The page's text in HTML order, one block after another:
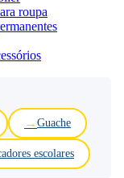
roupa
Guache
escolares